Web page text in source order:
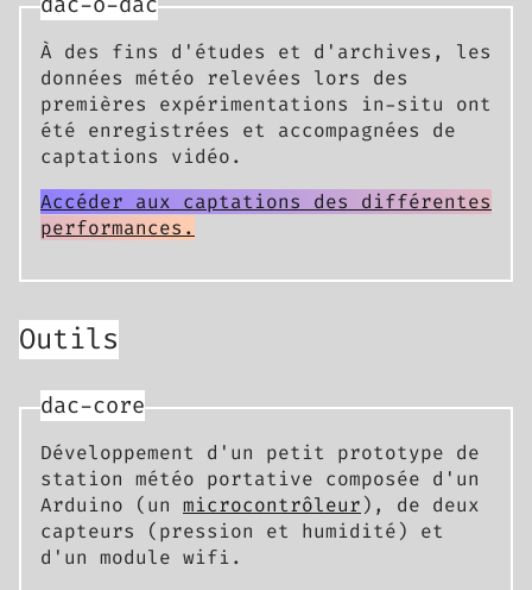
À des fins d'études et d'archives, les
données météo relevées lors des
premières expérimentations in-situ ont
été enregistrées et accompagnées de
captations vidéo.
Accéder aux captations des différentes
performances.
Outils
dac-core
Développement d'un petit prototype de
station météo portative composée d'un
Arduino (un microcontrôleur), de deux
capteurs (pression et humidité) et
d'un module wifi.